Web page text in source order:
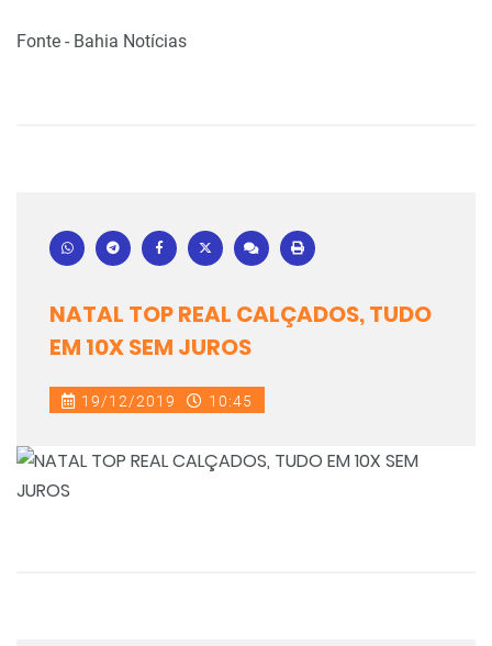
Fonte - Bahia Notícias
NATAL TOP REAL CALÇADOS, TUDO
EM 10X SEM JUROS
19/12/2019 10:45